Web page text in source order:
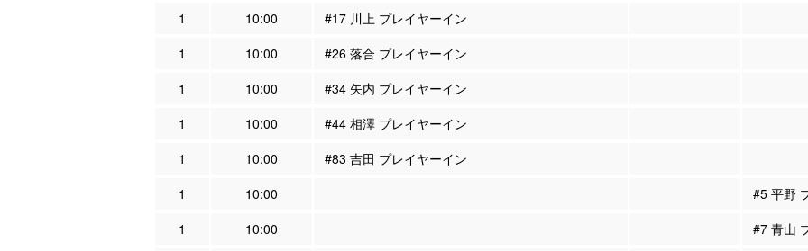
1 10:00
#17 川上 プレイヤーイン
1
10:00
#26 落合 プレイヤーイン
1
10:00
#34 矢内 プレイヤーイン
1
10:00
#44 相澤 プレイヤーイン
1
10:00
#83 吉田 プレイヤーイン
1
10:00
#5 平野
1
10:00
#7 青山